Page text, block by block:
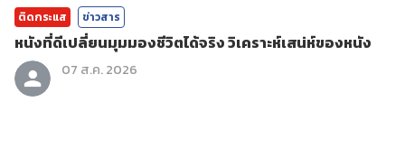
ติดกระแส ข่าวสาร
หนังที่ดีเปลี่ยนมุมมองชีวิตได้จริง วิเคราะห์เสน่ห์ของหนัง
07 ส.ค. 2026